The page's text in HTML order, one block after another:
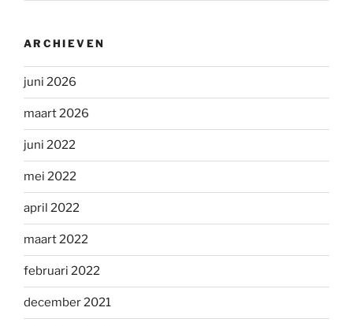
ARCHIEVEN
juni 2026
maart 2026
juni 2022
mei 2022
april 2022
maart 2022
februari 2022
december 2021